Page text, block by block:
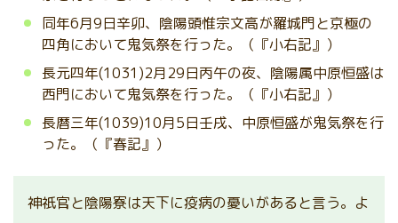
同年6月9日辛卯、陰陽頭惟宗文高が羅城門と京極の
四角において鬼気祭を行った。（『小右記』）
長元四年(1031)2月29日丙午の夜、陰陽属中原恒盛は
西門において鬼気祭を行った。（『小右記』）
長暦三年(1039)10月5日壬戌、中原恒盛が鬼気祭を行
った。（『春記』）
神祇官と陰陽寮は天下に疫病の憂いがあると言う。よ